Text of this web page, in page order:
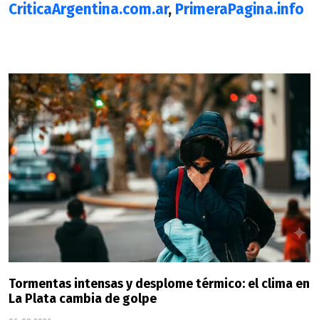
CriticaArgentina.com.ar, PrimeraPagina.info
Tormentas intensas y desplome térmico: el clima en
La Plata cambia de golpe